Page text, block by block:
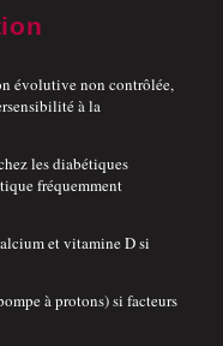
évolutive non contrôlée,
à la
les diabétiques
fréquemment
et vitamine D si
à protons) si facteurs